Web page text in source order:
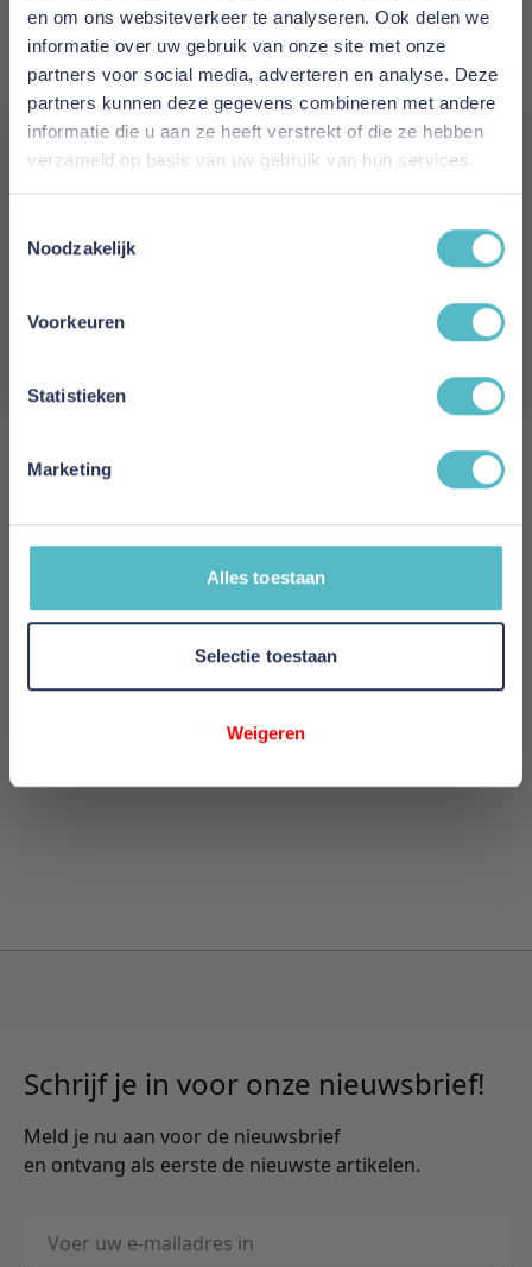
en om ons websiteverkeer te analyseren. Ook delen we
informatie over uw gebruik van onze site met onze
partners voor social media, adverteren en analyse. Deze
partners kunnen deze gegevens combineren met andere
informatie die u aan ze heeft verstrekt of die ze hebben
verzameld op basis van uw gebruik van hun services.
Noodzakelijk
Voorkeuren
Statistieken
Marketing
Alles toestaan
Selectie toestaan
Weigeren
Levertijd
1 tot 10 werkdagen
Maat
160 x 200 cm
Schrijf uw eigen review
Samenvatting
Review versturen
This form is protected by reCAPTCHA - theGoogle
Schrijf je in voor onze nieuwsbrief!
Meld je nu aan voor de nieuwsbrief
en ontvang als eerste de nieuwste artikelen.
E-mailadres
E-mail